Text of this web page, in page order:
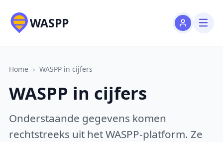
WASPP
Home › WASPP in cijfers
WASPP in cijfers
Onderstaande gegevens komen
rechtstreeks uit het WASPP-platform. Ze